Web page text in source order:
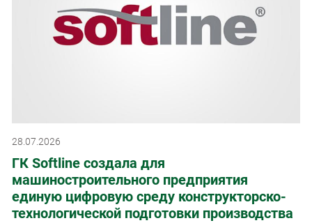
28.07.2026
ГК Softline создала для
машиностроительного предприятия
единую цифровую среду конструкторско-
технологической подготовки производства